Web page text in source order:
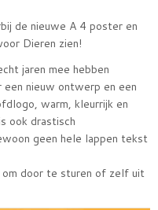
de nieuwe A 4 poster en
Dieren zien!
jaren mee hebben
nieuw ontwerp en een
warm, kleurrijk en
ook drastisch
geen hele lappen tekst
om door te sturen of zelf uit